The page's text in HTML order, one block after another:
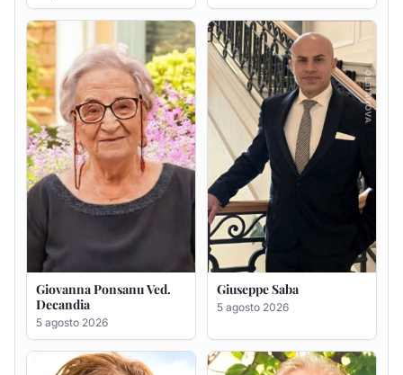
Giovanna Ponsanu Ved.
Decandia
5 agosto 2026
Giuseppe Saba
5 agosto 2026
Maria Antonietta Orrù
ved. Peddio
Giuseppe Deiana
5 agosto 2026